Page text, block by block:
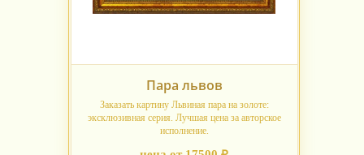
Пара львов
Заказать картину Львиная пара на золоте:
эксклюзивная серия. Лучшая цена за авторское
исполнение.